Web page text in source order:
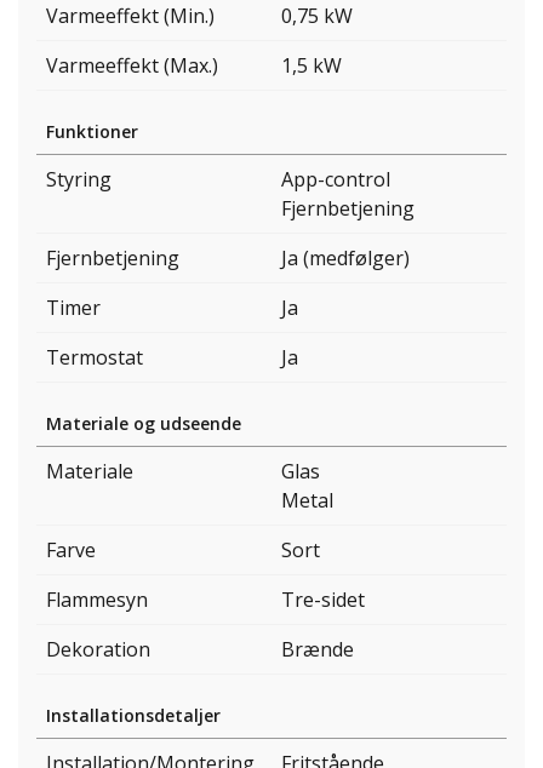
Varmeeffekt (Min.)
0,75 kW
Varmeeffekt (Max.)
1,5 kW
Funktioner
Styring
App-control
Fjernbetjening
Fjernbetjening
Ja (medfølger)
Timer
Ja
Termostat
Ja
Materiale og udseende
Materiale
Glas
Metal
Farve
Sort
Flammesyn
Tre-sidet
Dekoration
Brænde
Installationsdetaljer